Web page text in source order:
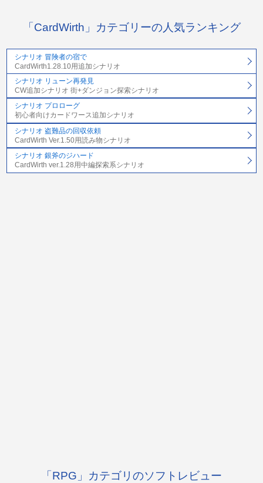
「CardWirth」カテゴリーの人気ランキング
シナリオ 冒険者の宿で
CardWirth1.28.10用追加シナリオ
シナリオ リューン再発見
CW追加シナリオ 街+ダンジョン探索シナリオ
シナリオ プロローグ
初心者向けカードワース追加シナリオ
シナリオ 盗難品の回収依頼
CardWirth Ver.1.50用読み物シナリオ
シナリオ 銀斧のジハード
CardWirth ver.1.28用中編探索系シナリオ
「RPG」カテゴリのソフトレビュー